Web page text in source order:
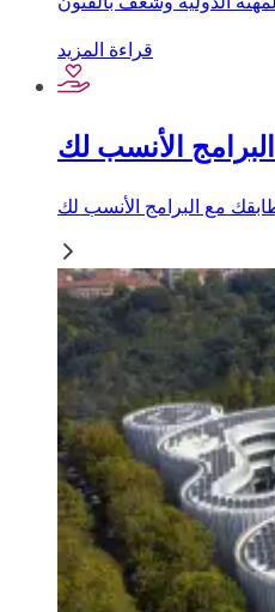
قراءة المزيد
البرامج الأنسب لك